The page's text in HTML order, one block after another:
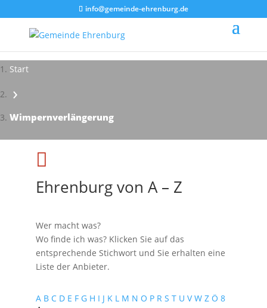
info@gemeinde-ehrenburg.de
Start
›
Wimpernverlängerung

Ehrenburg von A – Z
Wer macht was?
Wo finde ich was? Klicken Sie auf das
entsprechende Stichwort und Sie erhalten eine
Liste der Anbieter.
A B C D E F G H I J K L M N O P R S T U V W Z Ö 8